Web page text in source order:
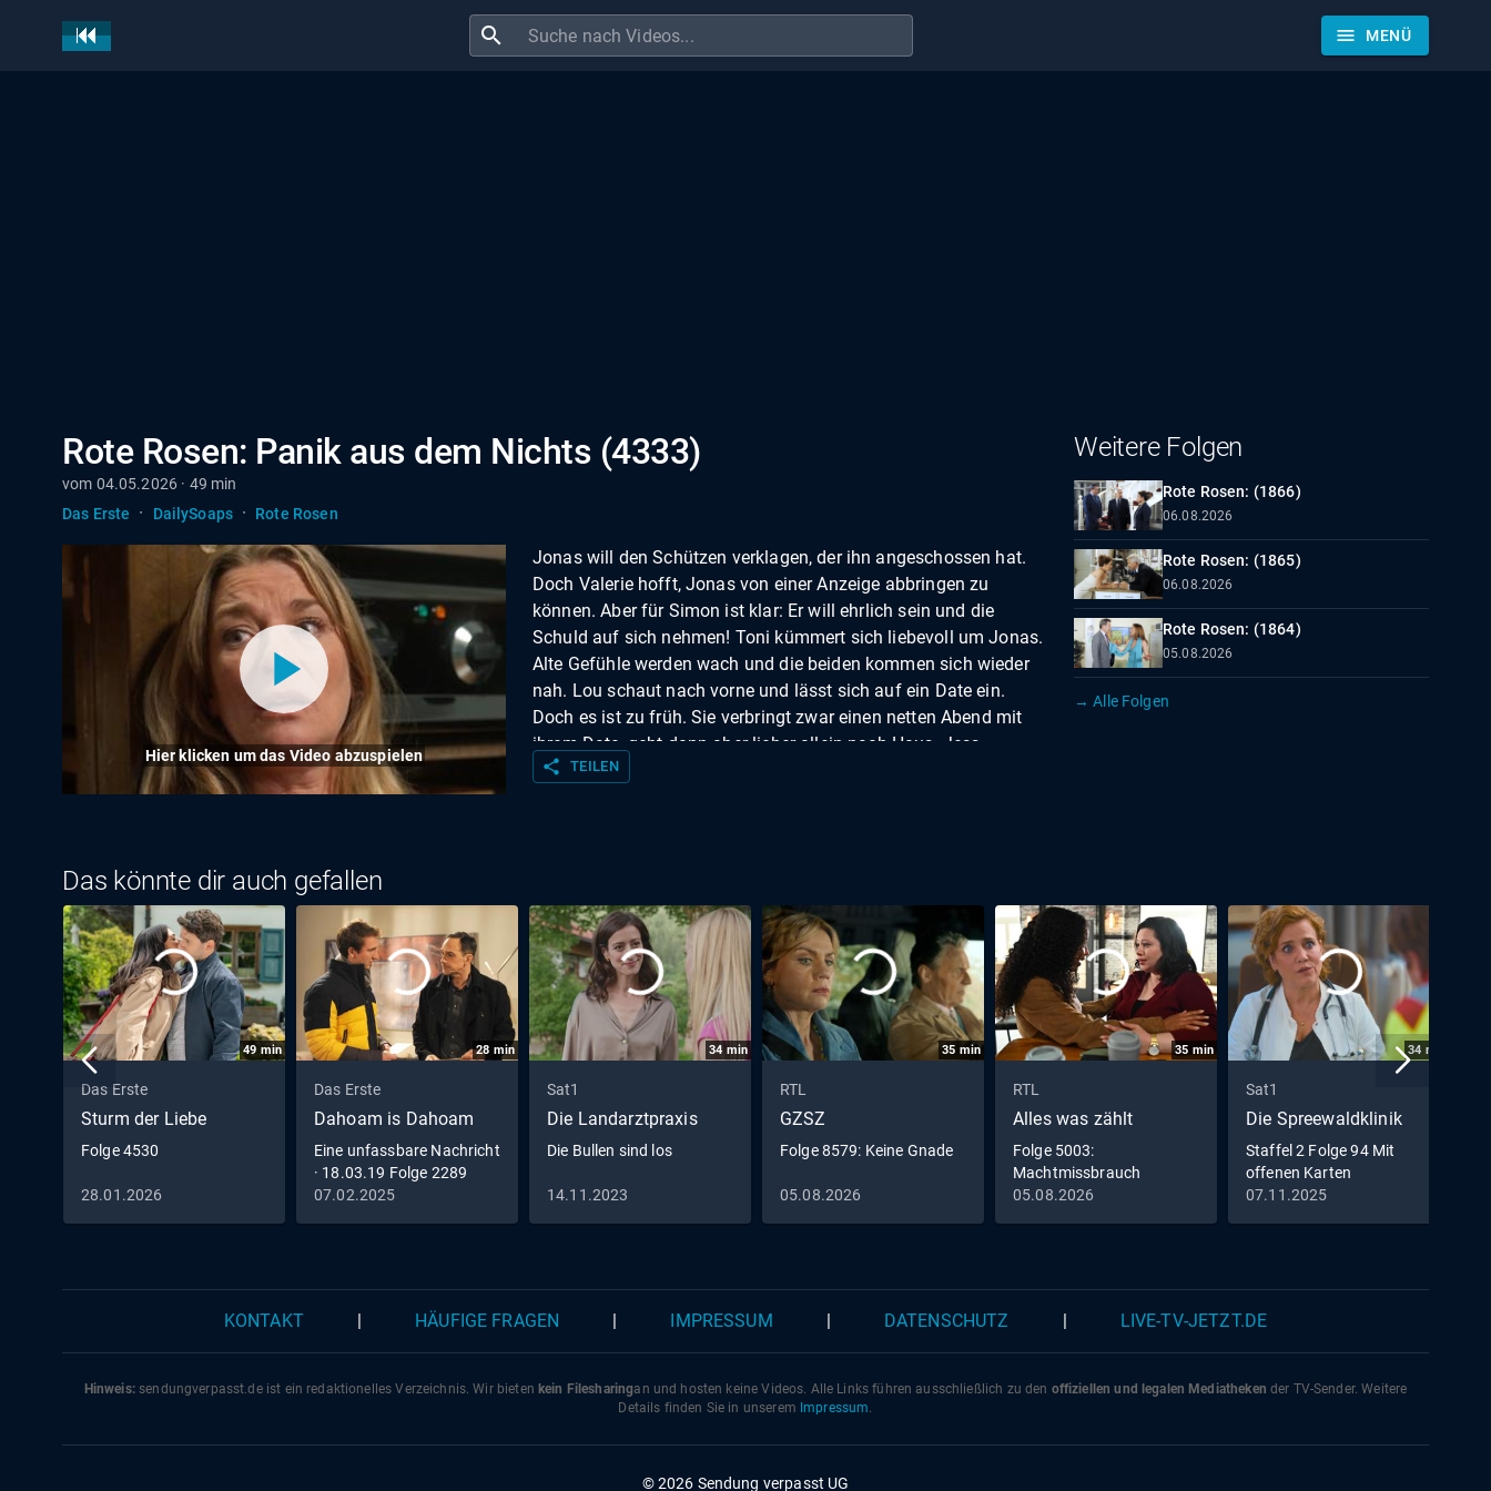
search menu MENÜ
Rote Rosen: Panik aus dem Nichts (4333)
vom 04.05.2026 · 49 min
Das Erste
· DailySoaps · Rote Rosen
Hier klicken um das Video abzuspielen
Jonas will den Schützen verklagen, der ihn angeschossen hat.
Doch Valerie hofft, Jonas von einer Anzeige abbringen zu
können. Aber für Simon ist klar: Er will ehrlich sein und die
Schuld auf sich nehmen! Toni kümmert sich liebevoll um Jonas.
Alte Gefühle werden wach und die beiden kommen sich wieder
nah. Lou schaut nach vorne und lässt sich auf ein Date ein.
Doch es ist zu früh. Sie verbringt zwar einen netten Abend mit
ihrem Date, geht dann aber lieber allein nach Haus. Jess
bekommt das mit und glaubt nun, dass Daniel frei für sie ist.
unter Druck: Wenn er Victoria glaubt, ist ihre Liebe zu Ende!
Michael überrascht Carla mit dem Wunsch, endlich einen
Hochzeitstermin zu machen. Carla ist überglücklich, doch
plötzlich macht ihre Gesundheit nicht mehr mit.
share TEILEN
Weitere Folgen
Rote Rosen: (1866)
06.08.2026
Rote Rosen: (1865)
06.08.2026
Rote Rosen: (1864)
05.08.2026
→ Alle Folgen
Das könnte dir auch gefallen
49 min
Das Erste
Sturm der Liebe
Folge 4530
28.01.2026
28 min
Das Erste
Dahoam is Dahoam
Eine unfassbare Nachricht
· 18.03.19 Folge 2289
07.02.2025
34 min
Sat1
Die Landarztpraxis
Die Bullen sind los
14.11.2023
35 min
RTL
GZSZ
Folge 8579: Keine Gnade
05.08.2026
35 min
RTL
Alles was zählt
Folge 5003:
Machtmissbrauch
05.08.2026
34 min
Sat1
Die Spreewaldklinik
Staffel 2 Folge 94 Mit
offenen Karten
07.11.2025
KONTAKT HÄUFIGE FRAGEN IMPRESSUM DATENSCHUTZ LIVE-TV-JETZT.DE
Hinweis:sendungverpasst.deist ein redaktionelles Verzeichnis. Wir bieten kein Filesharingan und hosten keine Videos. Alle Links führen ausschließlich zu den offiziellen und legalen Mediatheken der TV-Sender. Weitere
Details finden Sie in unserem Impressum.
© 2026 Sendung verpasst UG